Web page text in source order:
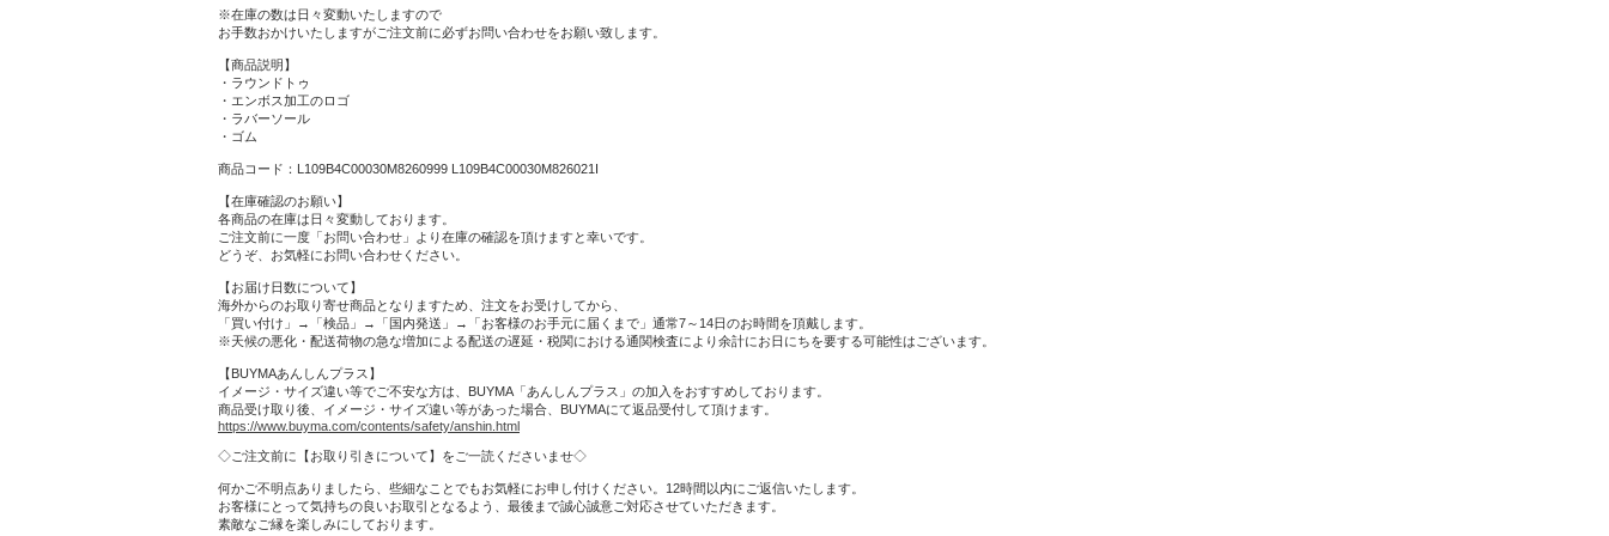
※在庫の数は日々変動いたしますので
お手数おかけいたしますがご注文前に必ずお問い合わせをお願い致します。
【商品説明】
・ラウンドトゥ
・エンボス加工のロゴ
・ラバーソール
・ゴム
商品コード：L109B4C00030M8260999 L109B4C00030M826021I
【在庫確認のお願い】
各商品の在庫は日々変動しております。
ご注文前に一度「お問い合わせ」より在庫の確認を頂けますと幸いです。
どうぞ、お気軽にお問い合わせください。
【お届け日数について】
海外からのお取り寄せ商品となりますため、注文をお受けしてから、
「買い付け」→「検品」→「国内発送」→「お客様のお手元に届くまで」通常7～14日のお時間を頂戴します。
※天候の悪化・配送荷物の急な増加による配送の遅延・税関における通関検査により余計にお日にちを要する可能性はございます。
【BUYMAあんしんプラス】
イメージ・サイズ違い等でご不安な方は、BUYMA「あんしんプラス」の加入をおすすめしております。
商品受け取り後、イメージ・サイズ違い等があった場合、BUYMAにて返品受付して頂けます。
https://www.buyma.com/contents/safety/anshin.html
◇ご注文前に【お取り引きについて】をご一読くださいませ◇
何かご不明点ありましたら、些細なことでもお気軽にお申し付けください。12時間以内にご返信いたします。
お客様にとって気持ちの良いお取引となるよう、最後まで誠心誠意ご対応させていただきます。
素敵なご縁を楽しみにしております。